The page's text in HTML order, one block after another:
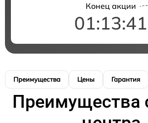
Конец акции
01:13:41
Преимущества Цены Гарантия
Преимущества